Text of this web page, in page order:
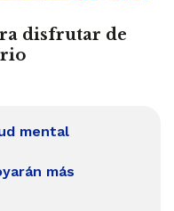
disfrutar de
mental
más